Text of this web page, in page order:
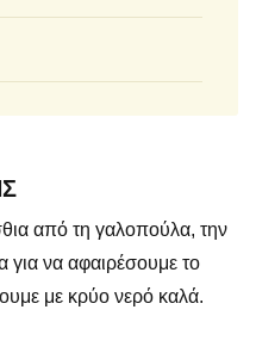
από τη γαλοπούλα, την
για να αφαιρέσουμε το
με κρύο νερό καλά.